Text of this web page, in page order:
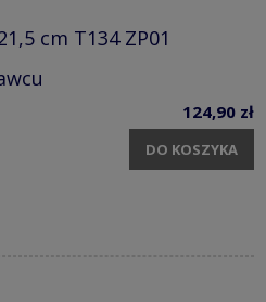
cm T134 ZP01
124,90 zł
DO KOSZYKA